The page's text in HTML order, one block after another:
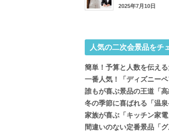
2025年7月10日
人気の二次会景品をチ
簡単！予算と人数を伝え
一番人気！「ディズニーペ
誰もが喜ぶ景品の王道「高
冬の季節に喜ばれる「温泉
家族が喜ぶ「キッチン家電
間違いのない定番景品「グ